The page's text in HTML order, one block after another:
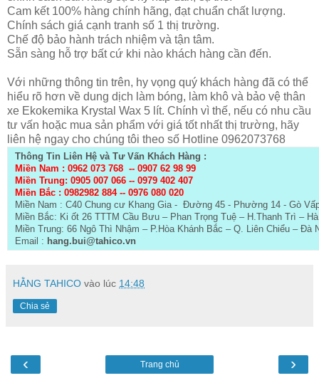
Cam kết 100% hàng chính hãng, đạt chuẩn chất lượng.
Chính sách giá cạnh tranh số 1 thị trường.
Chế độ bảo hành trách nhiệm và tận tâm.
Sẵn sàng hỗ trợ bất cứ khi nào khách hàng cần đến.
Với những thông tin trên, hy vọng quý khách hàng đã có thể
hiểu rõ hơn về dung dịch làm bóng, làm khô và bảo vệ thân
xe Ekokemika Krystal Wax 5 lít. Chính vì thế, nếu có nhu cầu
tư vấn hoặc mua sản phẩm với giá tốt nhất thị trường, hãy
liên hệ ngay cho chúng tôi theo số Hotline 0962073768
Thông Tin Liên Hệ và Tư Vấn Khách Hàng :
Miền Nam : 0962 073 768 -- 0907 62 98 99
Miền Trung: 0905 007 066 -- 0979 402 407
Miền Bắc : 0982982 884 -- 0976 080 020
Miền Nam : C40 Chung cư Khang Gia - Đường 45 - Phường 14 - Gò
Miền Bắc: Ki ốt 26 TTTM Cầu Bưu – Phan Trọng Tuệ – H.Thanh Trì –
Miền Trung: 66 Ngô Thì Nhậm – P.Hòa Khánh Bắc – Q. Liên Chiểu – Đà
Email : hang.bui@tahico.vn
HẰNG TAHICO vào lúc 14:48
Chia sẻ
‹ ›
Trang chủ